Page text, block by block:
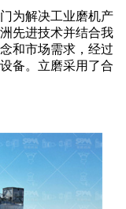
为解决工业磨机产
先进技术并结合我
和市场需求，经过
备。立磨采用了合